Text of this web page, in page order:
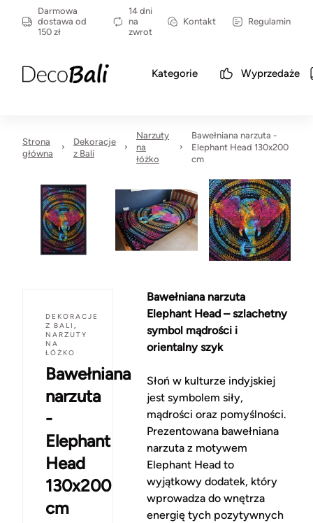
Darmowa
dostawa od
150 zł
14 dni
na
zwrot
Kontakt Regulamin
Kategorie Wyprzedaże
Strona
główna
Dekoracje
z Bali
Narzuty
na
łóżko
Bawełniana narzuta -
Elephant Head 130x200
cm
DEKORACJE
Z BALI ,
NARZUTY
NA
ŁÓŻKO
Bawełniana
narzuta
-
Elephant
Head
130x200
cm
Bawełniana narzuta
Elephant Head – szlachetny
symbol mądrości i
orientalny szyk
Słoń w kulturze indyjskiej
jest symbolem siły,
mądrości oraz pomyślności.
Prezentowana bawełniana
narzuta z motywem
Elephant Head to
wyjątkowy dodatek, który
wprowadza do wnętrza
energię tych pozytywnych